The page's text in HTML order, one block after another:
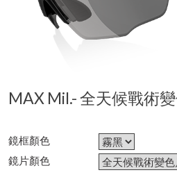
MAX Mil.- 全天候戰術
鏡框顏色
鏡片顏色